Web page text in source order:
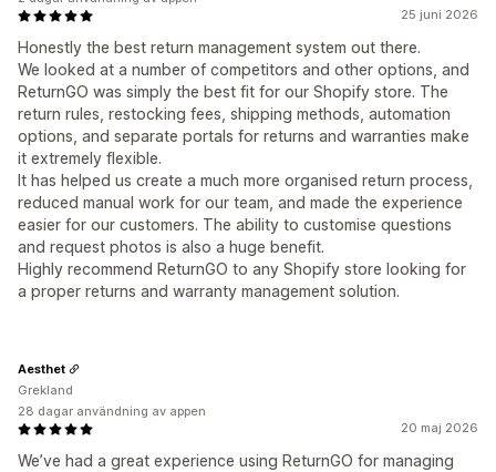
25 juni 2026
Honestly the best return management system out there.
We looked at a number of competitors and other options, and
ReturnGO was simply the best fit for our Shopify store. The
return rules, restocking fees, shipping methods, automation
options, and separate portals for returns and warranties make
it extremely flexible.
It has helped us create a much more organised return process,
reduced manual work for our team, and made the experience
easier for our customers. The ability to customise questions
and request photos is also a huge benefit.
Highly recommend ReturnGO to any Shopify store looking for
a proper returns and warranty management solution.
20 maj 2026
We’ve had a great experience using ReturnGO for managing
Aesthet
Grekland
28 dagar användning av appen